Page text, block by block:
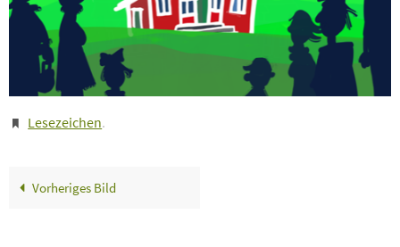
Lesezeichen.
Vorheriges Bild